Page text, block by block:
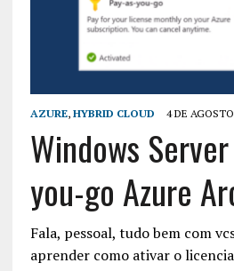
AZURE, HYBRID CLOUD 4 DE
Windows
you-go Azure
Fala, pessoal, tudo bem com
aprender como ativar o